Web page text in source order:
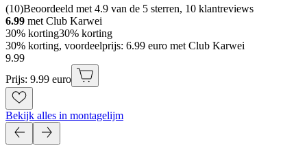
(10)Beoordeeld met 4.9 van de 5 sterren, 10 klantreviews
6.99 met Club Karwei
30% korting30% korting
30% korting, voordeelprijs: 6.99 euro met Club Karwei
9.99
Prijs: 9.99 euro
Bekijk alles in montagelijm